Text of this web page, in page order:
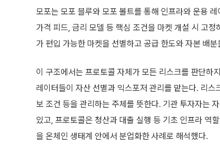
모포는 모포 블루와 모포 볼트를 통해 인프라와 운용
가격 피드, 금리 모델 등 핵심 조건을 마켓 개설 시 고
가 편입 가능한 마켓을 선별하고 공급 한도와 자본 배
이 구조에서는 프로토콜 자체가 모든 리스크를 판단
레이터들이 자산 선별과 익스포저 관리를 맡는다. 리
보 조건 등을 관리하는 주체를 뜻한다. 기관 투자자는
있고, 프로토콜은 청산과 대출 실행 등 기초 인프라 역
을 온체인 생태계 안에서 분업화한 사례로 해석했다.